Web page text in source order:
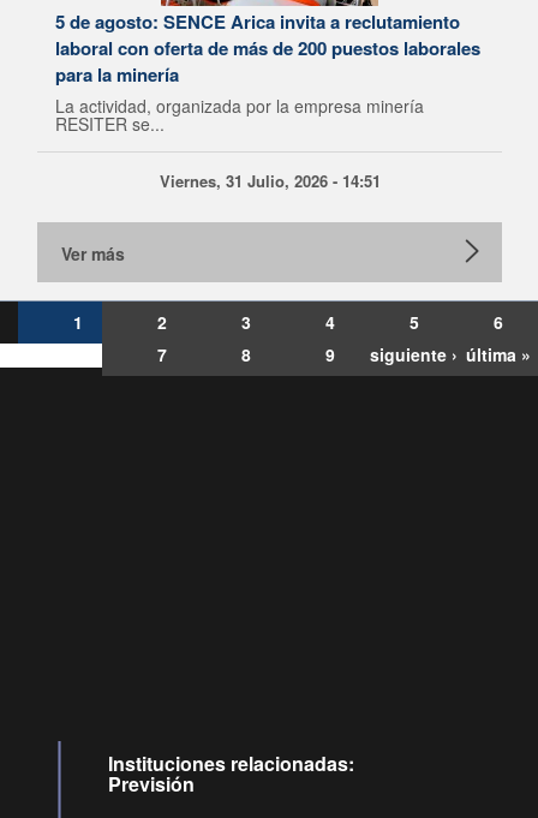
5 de agosto: SENCE Arica invita a reclutamiento
laboral con oferta de más de 200 puestos laborales
para la minería
La actividad, organizada por la empresa minería
RESITER se...
Viernes, 31 Julio, 2026 - 14:51
Ver más
1 2 3 4 5
6
7
8 9 siguiente › última »
Instituciones relacionadas:
Previsión